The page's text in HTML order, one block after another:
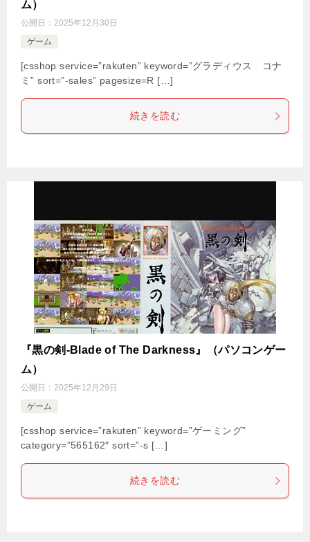
ム）
公開日： 2025年12月30日
ゲーム
[csshop service=”rakuten” keyword=”グラディウス コナ
ミ” sort=”-sales” pagesize=R […]
続きを読む
『黒の剣-Blade of The Darkness』（パソコンゲー
ム）
公開日： 2025年12月29日
ゲーム
[csshop service=”rakuten” keyword=”ゲーミング”
category=”565162″ sort=”-s […]
続きを読む